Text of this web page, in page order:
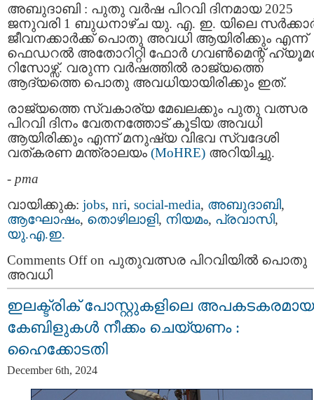
അബുദാബി : പുതു വർഷ പിറവി ദിനമായ 2025
ജനുവരി 1 ബുധനാഴ്ച യു. എ. ഇ. യിലെ
ജീവനക്കാര്‍ക്ക് പൊതു അവധി ആയിരിക്കും എന്ന്
ഫെഡറല്‍ അതോറിറ്റി ഫോര്‍ ഗവണ്‍മെന്റ്
റിസോഴ്സ്. വരുന്ന വര്‍ഷത്തില്‍ രാജ്യത്തെ
ആദ്യത്തെ പൊതു അവധിയായിരിക്കും ഇത്.
രാജ്യത്തെ സ്വകാര്യ മേഖലക്കും പുതു വത്സര
പിറവി ദിനം വേതനത്തോട് കൂടിയ അവധി
ആയിരിക്കും എന്ന് മനുഷ്യ വിഭവ സ്വദേശി
വത്കരണ മന്ത്രാലയം (MoHRE) അറിയിച്ചു.
- pma
വായിക്കുക: jobs, nri, social-media, അബുദാബി,
ആഘോഷം, തൊഴിലാളി, നിയമം, പ്രവാസി,
യു.എ.ഇ.
Comments Offon പുതുവത്സര പിറവിയിൽ പൊതു
അവധി
ഇലക്ട്രിക് പോസ്റ്റുകളിലെ അപകടകരമായ
കേബിളുകള്‍ നീക്കം ചെയ്യണം :
ഹൈക്കോടതി
December 6th, 2024